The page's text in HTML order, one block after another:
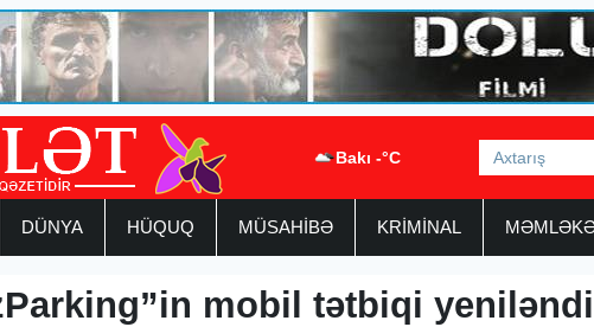
Bakı -°C
DÜNYA HÜQUQ MÜSAHİBƏ KRİMİNAL
mobil tətbiqi yeniləndi